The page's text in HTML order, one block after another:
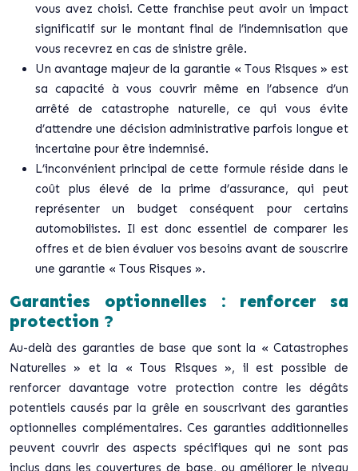
vous avez choisi. Cette franchise peut avoir un impact
significatif sur le montant final de l’indemnisation que
vous recevrez en cas de sinistre grêle.
Un avantage majeur de la garantie « Tous Risques » est
sa capacité à vous couvrir même en l’absence d’un
arrêté de catastrophe naturelle, ce qui vous évite
d’attendre une décision administrative parfois longue et
incertaine pour être indemnisé.
L’inconvénient principal de cette formule réside dans le
coût plus élevé de la prime d’assurance, qui peut
représenter un budget conséquent pour certains
automobilistes. Il est donc essentiel de comparer les
offres et de bien évaluer vos besoins avant de souscrire
une garantie « Tous Risques ».
Garanties optionnelles : renforcer sa
protection ?
Au-delà des garanties de base que sont la « Catastrophes
Naturelles » et la « Tous Risques », il est possible de
renforcer davantage votre protection contre les dégâts
potentiels causés par la grêle en souscrivant des garanties
optionnelles complémentaires. Ces garanties additionnelles
peuvent couvrir des aspects spécifiques qui ne sont pas
inclus dans les couvertures de base, ou améliorer le niveau